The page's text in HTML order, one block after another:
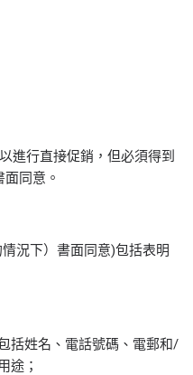
進行直接促銷，但必須得到
同意。
況下）書面同意)包括表明
括姓名、電話號碼、電郵和/
途；